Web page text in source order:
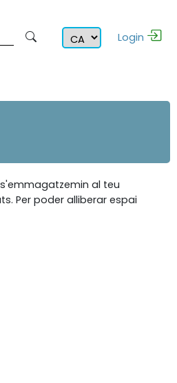
Login
al teu
Per poder alliberar espai